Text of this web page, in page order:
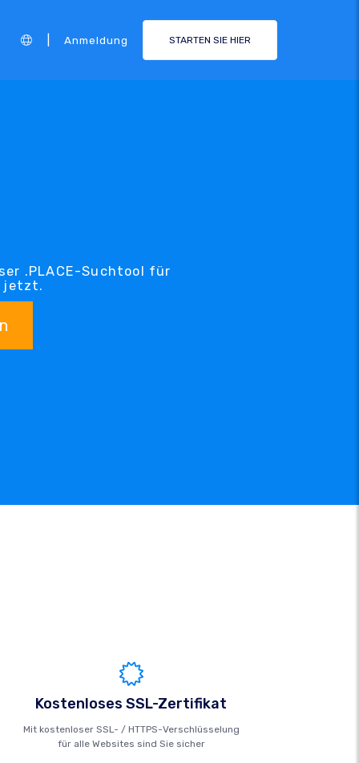
Anmeldung STARTEN SIE HIER
.PLACE-Suchtool für
jetzt.
Kostenloses SSL-Zertifikat
Mit kostenloser SSL- / HTTPS-Verschlüsselung
für alle Websites sind Sie sicher